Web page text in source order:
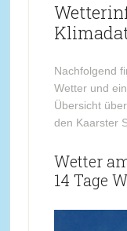
Nachfolgend
Wetter und
Übersicht
den Kaarster
Wetter
14 Tage